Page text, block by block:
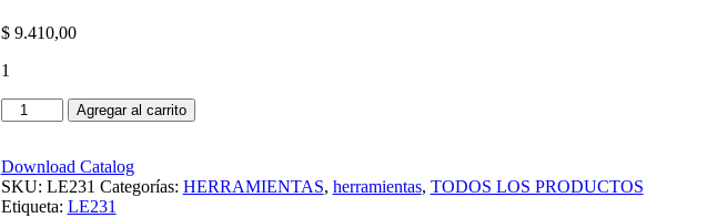
$9.410,00
1
Agregar al carrito
Download Catalog
SKU: LE231 Categorías: HERRAMIENTAS, herramientas, TODOS LOS PRODUCTOS
Etiqueta: LE231